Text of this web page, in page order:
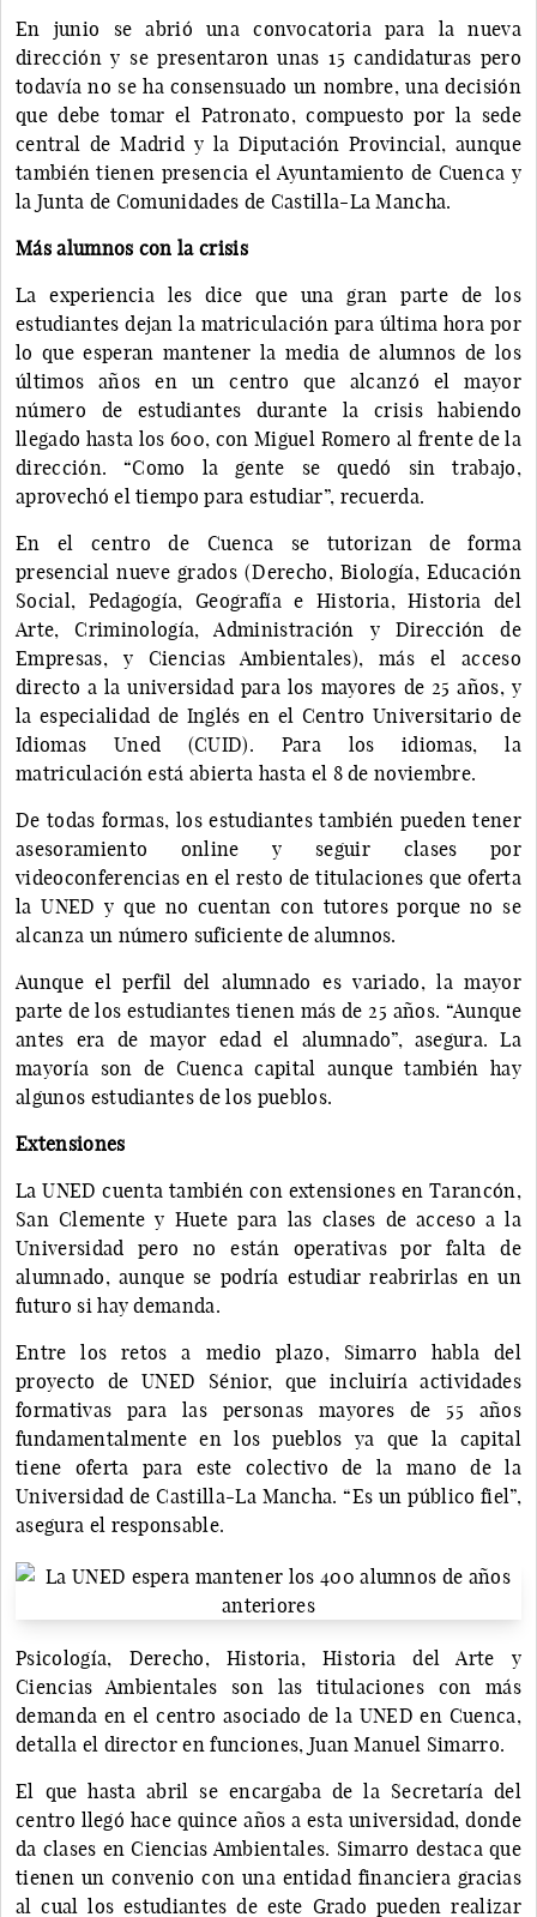
En junio se abrió una convocatoria para la nueva
dirección y se presentaron unas 15 candidaturas pero
todavía no se ha consensuado un nombre, una decisión
que debe tomar el Patronato, compuesto por la sede
central de Madrid y la Diputación Provincial, aunque
también tienen presencia el Ayuntamiento de Cuenca y
la Junta de Comunidades de Castilla-La Mancha.
Más alumnos con la crisis
La experiencia les dice que una gran parte de los
estudiantes dejan la matriculación para última hora por
lo que esperan mantener la media de alumnos de los
últimos años en un centro que alcanzó el mayor
número de estudiantes durante la crisis habiendo
llegado hasta los 600, con Miguel Romero al frente de la
dirección. “Como la gente se quedó sin trabajo,
aprovechó el tiempo para estudiar”, recuerda.
En el centro de Cuenca se tutorizan de forma
presencial nueve grados (Derecho, Biología, Educación
Social, Pedagogía, Geografía e Historia, Historia del
Arte, Criminología, Administración y Dirección de
Empresas, y Ciencias Ambientales), más el acceso
directo a la universidad para los mayores de 25 años, y
la especialidad de Inglés en el Centro Universitario de
Idiomas Uned (CUID). Para los idiomas, la
matriculación está abierta hasta el 8 de noviembre.
De todas formas, los estudiantes también pueden tener
asesoramiento online y seguir clases por
videoconferencias en el resto de titulaciones que oferta
la UNED y que no cuentan con tutores porque no se
alcanza un número suficiente de alumnos.
Aunque el perfil del alumnado es variado, la mayor
parte de los estudiantes tienen más de 25 años. “Aunque
antes era de mayor edad el alumnado”, asegura. La
mayoría son de Cuenca capital aunque también hay
algunos estudiantes de los pueblos.
Extensiones
La UNED cuenta también con extensiones en Tarancón,
San Clemente y Huete para las clases de acceso a la
Universidad pero no están operativas por falta de
alumnado, aunque se podría estudiar reabrirlas en un
futuro si hay demanda.
Entre los retos a medio plazo, Simarro habla del
proyecto de UNED Sénior, que incluiría actividades
formativas para las personas mayores de 55 años
fundamentalmente en los pueblos ya que la capital
tiene oferta para este colectivo de la mano de la
Universidad de Castilla-La Mancha. “Es un público fiel”,
asegura el responsable.
Psicología, Derecho, Historia, Historia del Arte y
Ciencias Ambientales son las titulaciones con más
demanda en el centro asociado de la UNED en Cuenca,
detalla el director en funciones, Juan Manuel Simarro.
El que hasta abril se encargaba de la Secretaría del
centro llegó hace quince años a esta universidad, donde
da clases en Ciencias Ambientales. Simarro destaca que
tienen un convenio con una entidad financiera gracias
al cual los estudiantes de este Grado pueden realizar